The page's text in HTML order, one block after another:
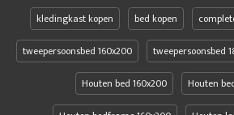
kledingkast kopen bed kopen
tweepersoonsbed 160x200
tweepersoonsbed
Houten bed 160x200
Houten